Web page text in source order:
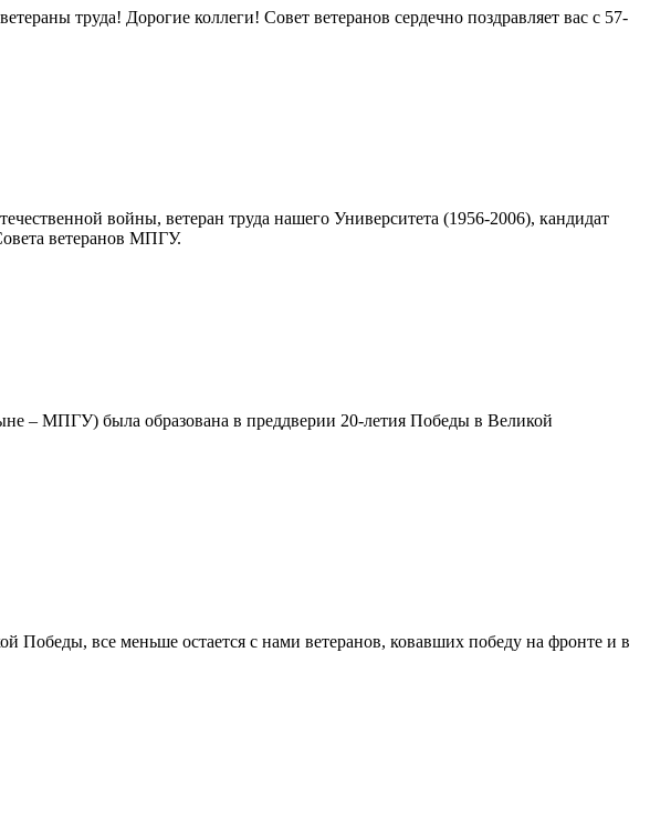
труда! Дорогие коллеги! Совет ветеранов сердечно поздравляет вас с 57-
войны, ветеран труда нашего Университета (1956-2006), кандидат
ветеранов МПГУ.
– МПГУ) была образована в преддверии 20-летия Победы в Великой
все меньше остается с нами ветеранов, ковавших победу на фронте и в